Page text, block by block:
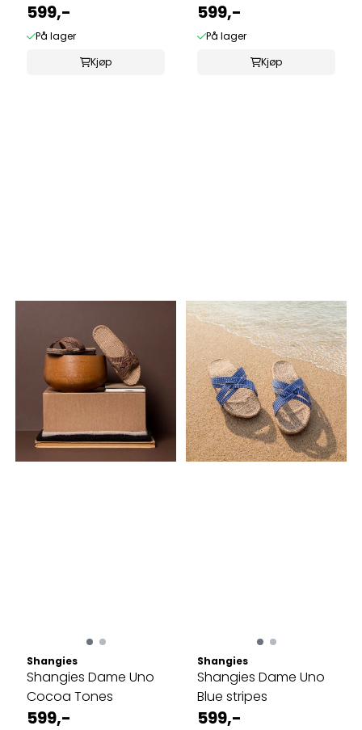
599,-
På lager
Kjøp
599,-
På lager
Kjøp
Shangies
Shangies Dame Uno
Cocoa Tones
599,-
Shangies
Shangies Dame Uno
Blue stripes
599,-